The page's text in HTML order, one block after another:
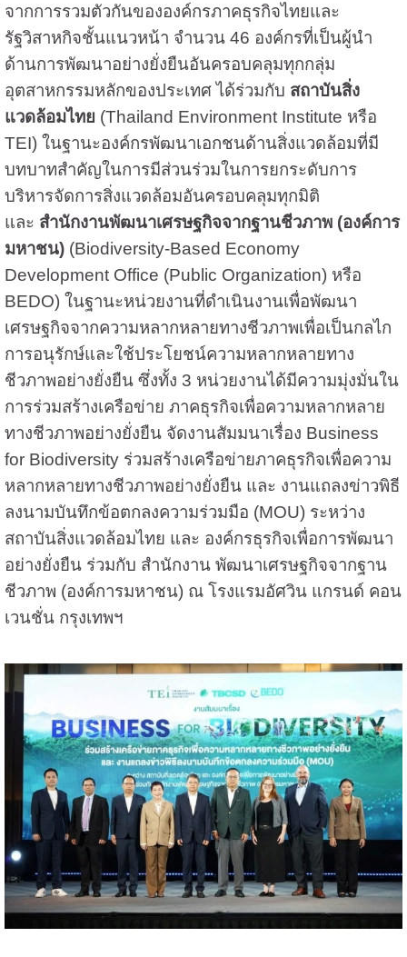
จากการรวมตัวกันขององค์กรภาคธุรกิจไทยและ
รัฐวิสาหกิจชั้นแนวหน้า จำนวน 46 องค์กรที่เป็นผู้นำ
ด้านการพัฒนาอย่างยั่งยืนอันครอบคลุมทุกกลุ่ม
อุตสาหกรรมหลักของประเทศ ได้ร่วมกับ สถาบันสิ่ง
แวดล้อมไทย (Thailand Environment Institute หรือ
TEI) ในฐานะองค์กรพัฒนาเอกชนด้านสิ่งแวดล้อมที่มี
บทบาทสำคัญในการมีส่วนร่วมในการยกระดับการ
บริหารจัดการสิ่งแวดล้อมอันครอบคลุมทุกมิติ
และ สำนักงานพัฒนาเศรษฐกิจจากฐานชีวภาพ (องค์การ
มหาชน)(Biodiversity-Based Economy
Development Office (Public Organization) หรือ
BEDO) ในฐานะหน่วยงานที่ดำเนินงานเพื่อพัฒนา
เศรษฐกิจจากความหลากหลายทางชีวภาพเพื่อเป็นกลไก
การอนุรักษ์และใช้ประโยชน์ความหลากหลายทาง
ชีวภาพอย่างยั่งยืน ซึ่งทั้ง 3 หน่วยงานได้มีความมุ่งมั่นใน
การร่วมสร้างเครือข่าย ภาคธุรกิจเพื่อความหลากหลาย
ทางชีวภาพอย่างยั่งยืน จัดงานสัมมนาเรื่อง Business
for Biodiversity ร่วมสร้างเครือข่ายภาคธุรกิจเพื่อความ
หลากหลายทางชีวภาพอย่างยั่งยืน และ งานแถลงข่าวพิธี
ลงนามบันทึกข้อตกลงความร่วมมือ (MOU) ระหว่าง
สถาบันสิ่งแวดล้อมไทย และ องค์กรธุรกิจเพื่อการพัฒนา
อย่างยั่งยืน ร่วมกับ สำนักงาน พัฒนาเศรษฐกิจจากฐาน
ชีวภาพ (องค์การมหาชน) ณ โรงแรมอัศวิน แกรนด์ คอน
เวนชั่น กรุงเทพฯ